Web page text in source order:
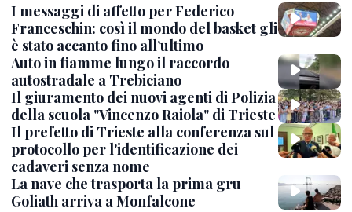
I messaggi di affetto per Federico
Franceschin: così il mondo del basket gli
è stato accanto fino all’ultimo
Auto in fiamme lungo il raccordo
autostradale a Trebiciano
Il giuramento dei nuovi agenti di Polizia
della scuola "Vincenzo Raiola" di Trieste
Il prefetto di Trieste alla conferenza sul
protocollo per l'identificazione dei
cadaveri senza nome
La nave che trasporta la prima gru
Goliath arriva a Monfalcone